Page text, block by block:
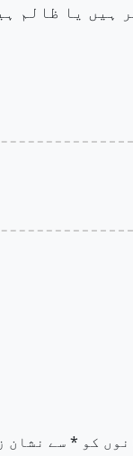
ہیں یا ظالم
کو * سے نشان